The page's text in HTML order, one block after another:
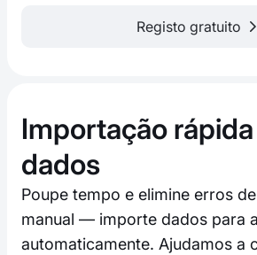
Registo gratuito
Importação
dados
Poupe tempo e elimine erros
manual — importe dados para
automaticamente. Ajudamos a